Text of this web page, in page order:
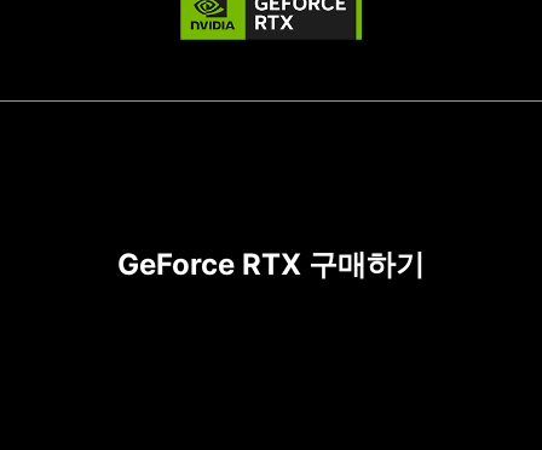
GeForce RTX 구매하기